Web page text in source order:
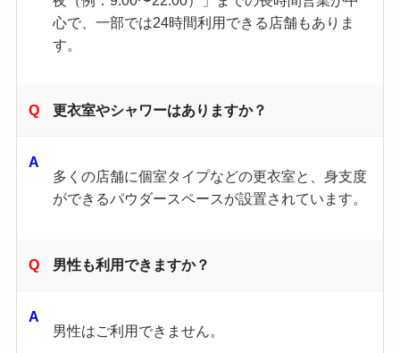
心で、一部では24時間利用できる店舗もありま
す。
更衣室やシャワーはありますか？
多くの店舗に個室タイプなどの更衣室と、身支度
ができるパウダースペースが設置されています。
男性も利用できますか？
男性はご利用できません。